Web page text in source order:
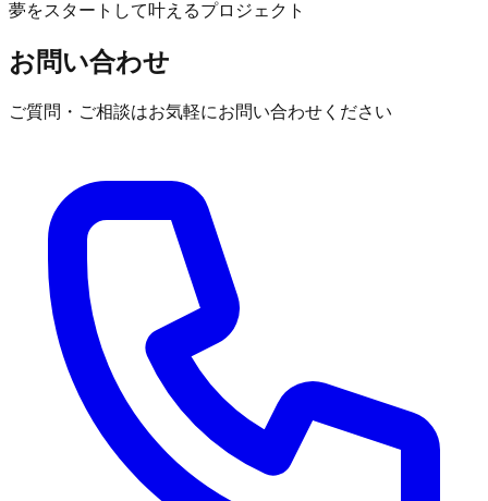
夢をスタートして叶えるプロジェクト
お問い合わせ
ご質問・ご相談はお気軽にお問い合わせください